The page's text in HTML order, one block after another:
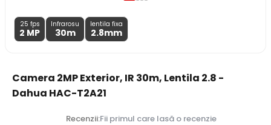
25 fps
2 MP
Infrarosu
30m
lentila fixa
2.8mm
Camera 2MP Exterior, IR 30m, Lentila 2.8 -
Dahua HAC-T2A21
Recenzii:Fii primul care lasă o recenzie